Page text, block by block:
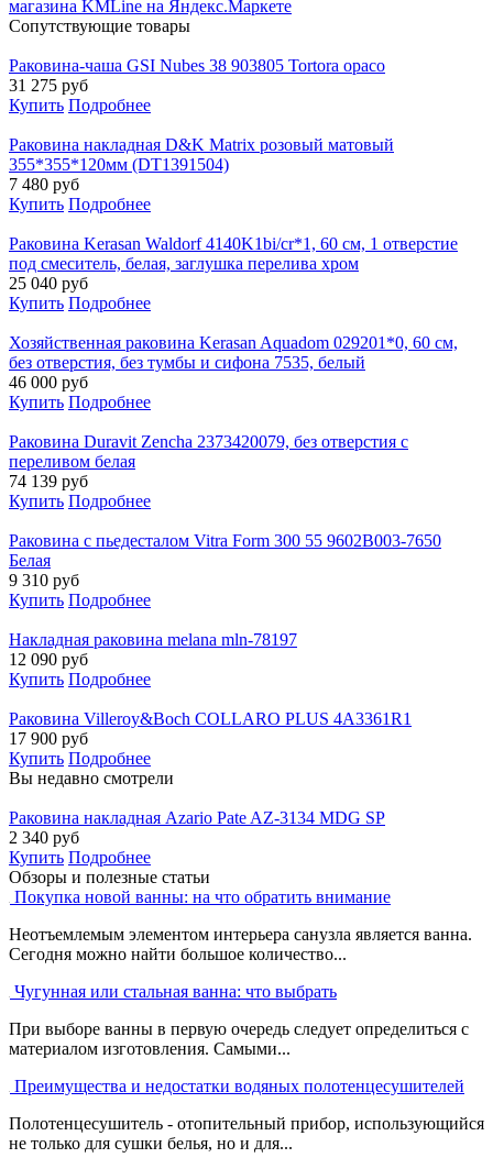
Cопутствующие товары
Раковина-чаша GSI Nubes 38 903805 Tortora opaco
31 275 руб
Купить Подробнее
Раковина накладная D&K Matrix розовый матовый
355*355*120мм (DT1391504)
7 480 руб
Купить Подробнее
Раковина Kerasan Waldorf 4140K1bi/cr*1, 60 см, 1 отверстие
под смеситель, белая, заглушка перелива хром
25 040 руб
Купить Подробнее
Хозяйственная раковина Kerasan Aquadom 029201*0, 60 см,
без отверстия, без тумбы и сифона 7535, белый
46 000 руб
Купить Подробнее
Раковина Duravit Zencha 2373420079, без отверстия с
переливом белая
74 139 руб
Купить Подробнее
Раковина с пьедесталом Vitra Form 300 55 9602B003-7650
Белая
9 310 руб
Купить Подробнее
Накладная раковина melana mln-78197
12 090 руб
Купить Подробнее
Раковина Villeroy&Boch COLLARO PLUS 4A3361R1
17 900 руб
Купить Подробнее
Вы недавно смотрели
Раковина накладная Azario Pate AZ-3134 MDG SP
2 340 руб
Купить Подробнее
Обзоры и полезные статьи
Покупка новой ванны: на что обратить внимание
Неотъемлемым элементом интерьера санузла является ванна.
Сегодня можно найти большое количество...
Чугунная или стальная ванна: что выбрать
При выборе ванны в первую очередь следует определиться с
материалом изготовления. Самыми...
Преимущества и недостатки водяных полотенцесушителей
Полотенцесушитель - отопительный прибор, использующийся
не только для сушки белья, но и для...